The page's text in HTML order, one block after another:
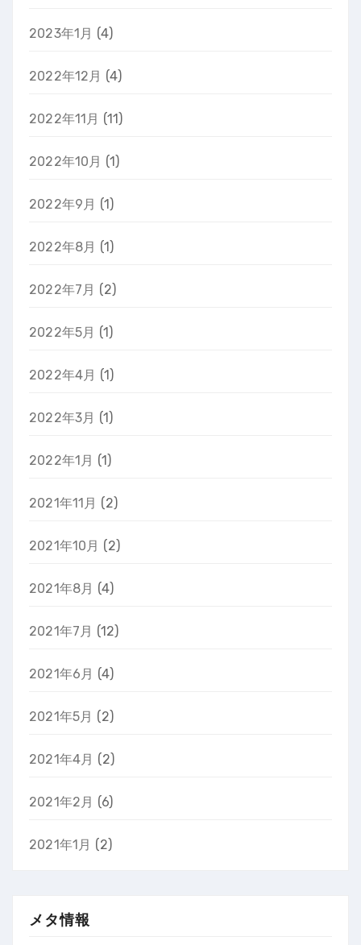
2023年1月 (4)
2022年12月 (4)
2022年11月 (11)
2022年10月 (1)
2022年9月 (1)
2022年8月 (1)
2022年7月 (2)
2022年5月 (1)
2022年4月 (1)
2022年3月 (1)
2022年1月 (1)
2021年11月 (2)
2021年10月 (2)
2021年8月 (4)
2021年7月 (12)
2021年6月 (4)
2021年5月 (2)
2021年4月 (2)
2021年2月 (6)
2021年1月 (2)
メタ情報